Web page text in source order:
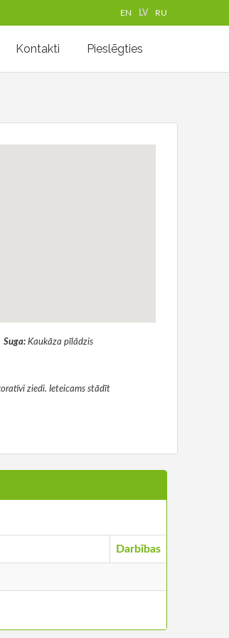
EN LV RU
Kontakti Pieslēgties
Suga: Kaukāza pīlādzis
ziedi. Ieteicams stādīt
Darbības